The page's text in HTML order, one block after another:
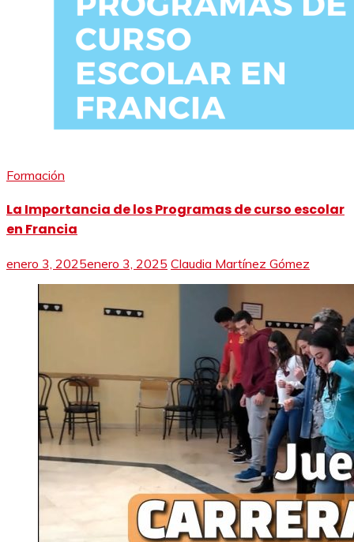
Formación
La Importancia de los Programas de curso escolar
en Francia
enero 3, 2025enero 3, 2025 Claudia Martínez Gómez